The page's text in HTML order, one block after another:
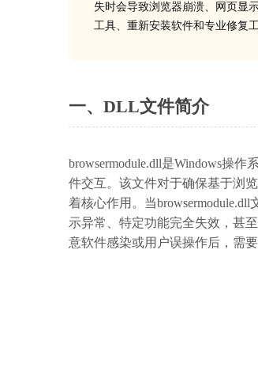
失时会导致浏览器崩溃、网页显
工具、重新安装软件和专业修复
一、DLL文件简介
browsermodule.dll是Windows操
件交互。该文件对于确保基于浏
着核心作用。当
示异常、特定功能完全失效，甚
意软件感染或用户误操作后，需